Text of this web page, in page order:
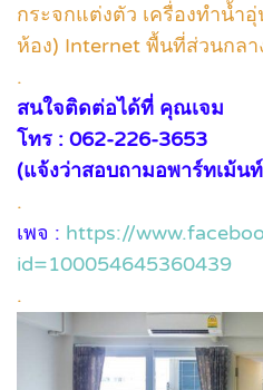
กระจกแต่งตัว เครื่องทำน้ำ
ห้อง) Internet พื้นที่ส่วนกล
.
สนใจติดต่อได้ที่ คุณเจม
โทร : 062-226-3653
(แจ้งว่าสอบถามอพาร์ทเม้น
.
เพจ : https://
id=100054645360439
.